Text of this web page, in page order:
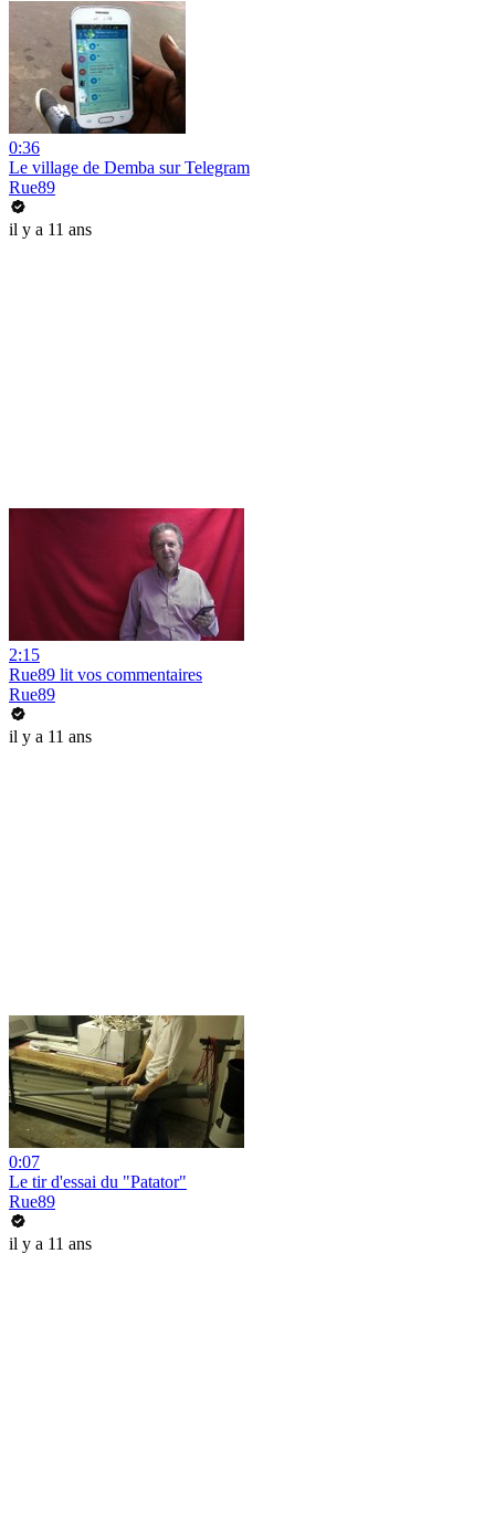
0:36
Le village de Demba sur Telegram
Rue89
il y a 11 ans
2:15
Rue89 lit vos commentaires
Rue89
il y a 11 ans
0:07
Le tir d'essai du "Patator"
Rue89
il y a 11 ans